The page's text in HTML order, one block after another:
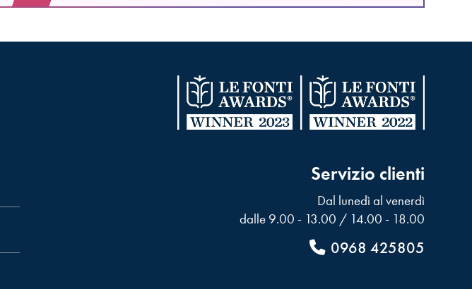
Servizio clienti
Dal lunedì al venerdì
dalle 9.00 - 13.00 / 14.00 - 18.00
0968 425805